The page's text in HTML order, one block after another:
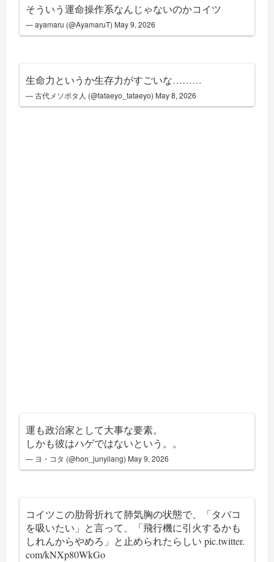
そういう運命操作系なんじゃないのかコイツ
— ayamaru (@AyamaruT) May 9, 2026
生命力というか生存力がすごいな………
— 古代メソポタ人 (@tataeyo_tataeyo) May 8, 2026
運も政治家として大事な要素。
しかも彼はハゲではないという。。
— ヨ・コタ (@hon_junyilang) May 9, 2026
コイツこの肋骨折れて肺気胸の状態で、「タバコ
を吸いたい」と言って、「飛行機に引火するかも
しれんからやめろ」と止められたらしいpic.twitter.
com/kNXp80WkGo